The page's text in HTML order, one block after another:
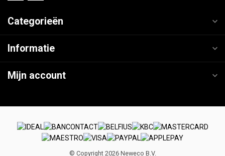
Categorieën
Informatie
Mijn account
© Copyright 2026 Neweco B.V.